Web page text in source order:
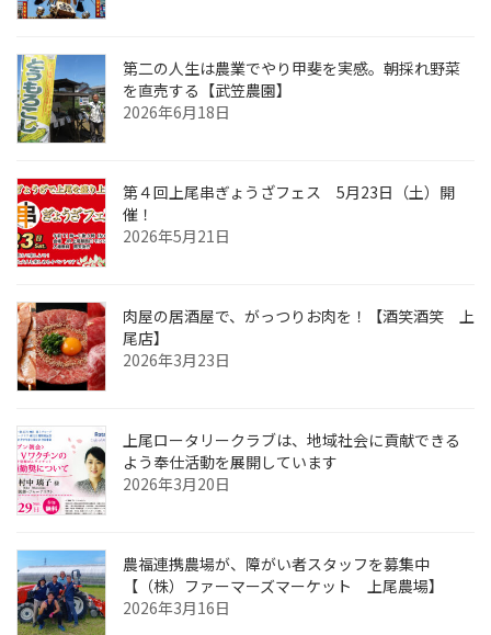
第二の人生は農業でやり甲斐を実感。朝採れ野菜
を直売する【武笠農園】
2026年6月18日
第４回上尾串ぎょうざフェス 5月23日（土）開
催！
2026年5月21日
肉屋の居酒屋で、がっつりお肉を！【酒笑酒笑 上
尾店】
2026年3月23日
上尾ロータリークラブは、地域社会に貢献できる
よう奉仕活動を展開しています
2026年3月20日
農福連携農場が、障がい者スタッフを募集中
【（株）ファーマーズマーケット 上尾農場】
2026年3月16日